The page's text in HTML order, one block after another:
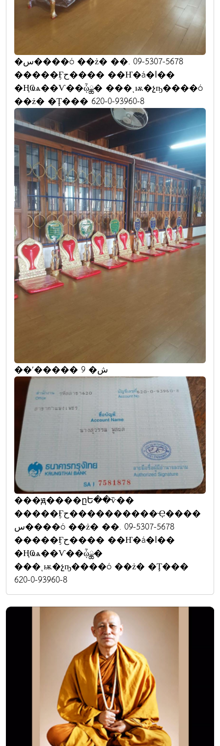
�س����ó ��ż� ��. 09-5307-5678
�����Ӻح���� ��Ҥ�á�ا��
�ҢҨѧ��Ѵ��ᾧྪ� ���ͺѭ�չҧ����ó
��ż� �Ţ��� 620-0-93960-8
���ԭ����ըԵ��ѷ��
�����Ӻح����������Ҿ����
س����ó ��ż� ��. 09-5307-5678
�����Ӻح���� ��Ҥ�á�ا��
�ҢҨѧ��Ѵ��ᾧྪ�
���ͺѭ�չҧ����ó ��ż� �Ţ���
620-0-93960-8